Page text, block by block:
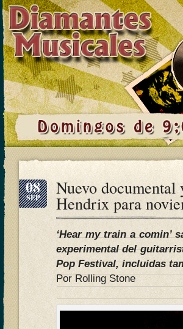
08
SEP Nuevo
Hendrix para
‘Hear my train a comin’
experimental del
Pop Festival, incluidas
Por Rolling Stone